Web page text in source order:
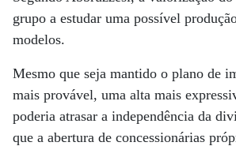
grupo a estudar uma possível
modelos.
Mesmo que seja mantido o plano de
mais provável, uma alta mais
poderia atrasar a independência da
que a abertura de concessionárias